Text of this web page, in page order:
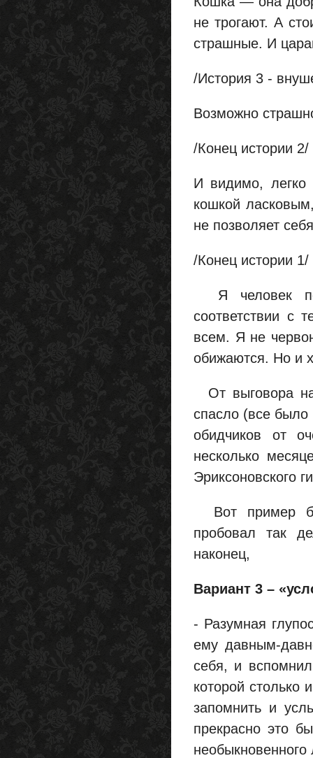
не трогают. А
страшные. И
/История 3 -
Возможно
/Конец истории 2/
И видимо,
кошкой
не позволяет
/Конец истории 1/
Я человек по
соответствии с
всем. Я не
обижаются. Но и
От выговора
спасло (все было
обидчиков от
несколько
Эриксоновского
Вот пример
пробовал так
наконец,
Вариант 3 –
- Разумная
ему давным-
себя, и
которой столько
запомнить и
прекрасно это